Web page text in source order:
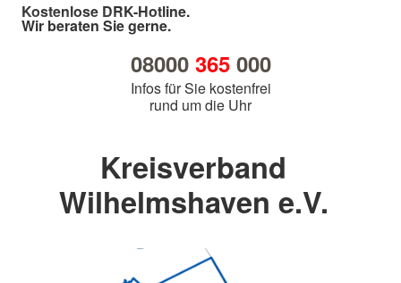
Kostenlose DRK-Hotline.
Wir beraten Sie gerne.
08000 365000
Infos für Sie kostenfrei
rund um die Uhr
Kreisverband
Wilhelmshaven e.V.